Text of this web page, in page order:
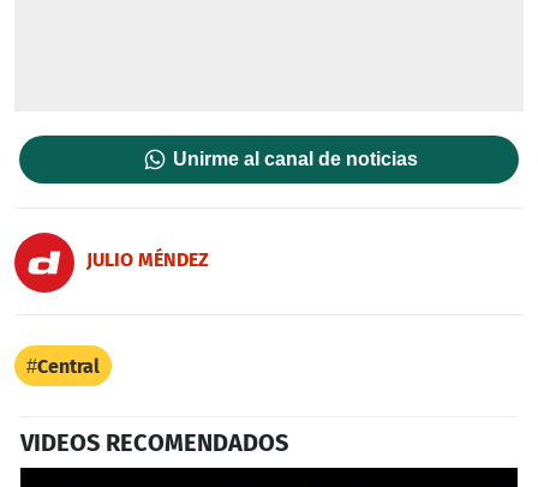
Unirme al canal de noticias
JULIO MÉNDEZ
Central
VIDEOS RECOMENDADOS